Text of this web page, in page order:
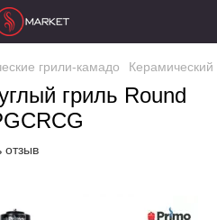
грили-камадо Керамический
гриль Round
отзыв